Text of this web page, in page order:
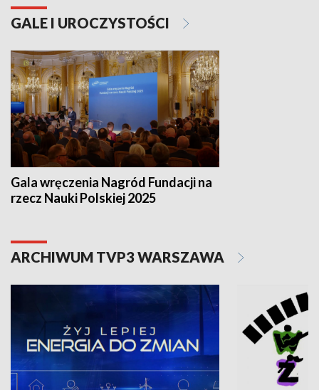
GALE I UROCZYSTOŚCI
Gala wręczenia Nagród Fundacji na
rzecz Nauki Polskiej 2025
ARCHIWUM TVP3 WARSZAWA